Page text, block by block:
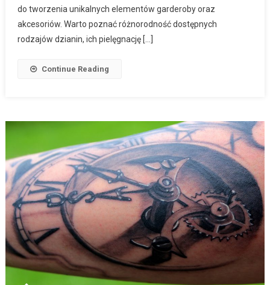
do tworzenia unikalnych elementów garderoby oraz
akcesoriów. Warto poznać różnorodność dostępnych
rodzajów dzianin, ich pielęgnację […]
Continue Reading